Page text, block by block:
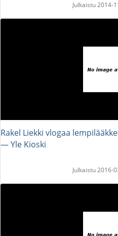
Julkaistu 2014-
Rakel Liekki vlogaa
― Yle Kioski
Julkaistu 2016-